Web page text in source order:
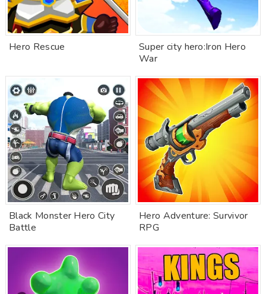
Hero Rescue
Super city hero:Iron Hero
War
Black Monster Hero City
Battle
Hero Adventure: Survivor
RPG